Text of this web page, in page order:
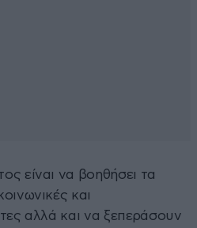
είναι να βοηθήσει τα
και
αλλά και να ξεπεράσουν